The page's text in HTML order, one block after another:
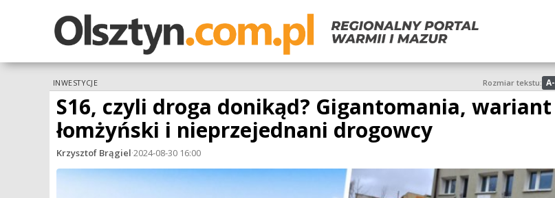
INWESTYCJE Rozmiar tekstu: A-
S16, czyli droga donikąd? Gigantomania, wariant
łomżyński i nieprzejednani drogowcy
Krzysztof Brągiel·2024-08-30 16:00